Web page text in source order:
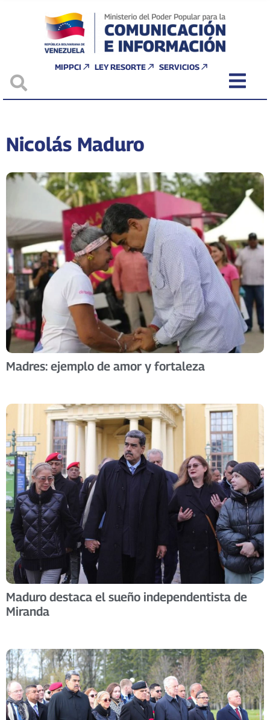
MIPPCI LEY RESORTE SERVICIOS
Nicolás Maduro
Madres: ejemplo de amor y fortaleza
Maduro destaca el sueño independentista de
Miranda